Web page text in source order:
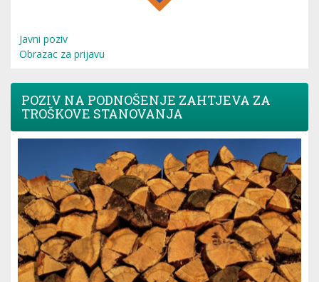
Javni poziv
Obrazac za prijavu
POZIV NA PODNOŠENJE ZAHTJEVA ZA
TROŠKOVE STANOVANJA